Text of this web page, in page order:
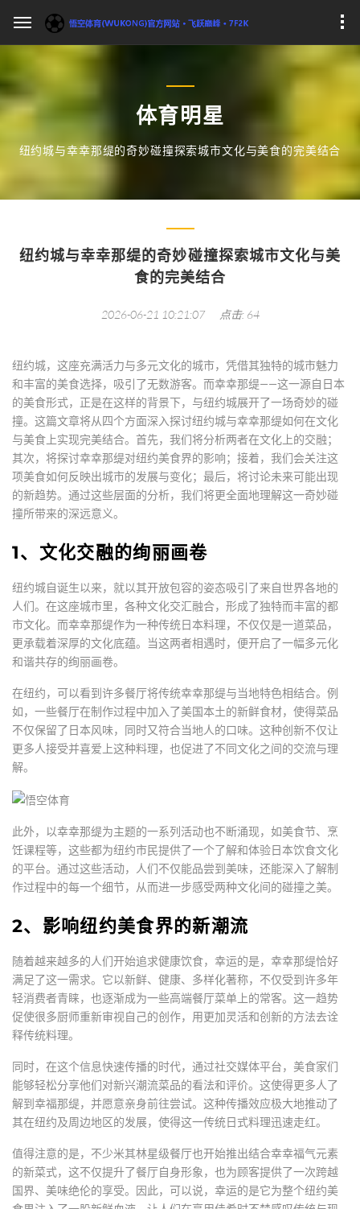
体育明星
纽约城与幸幸那缇的奇妙碰撞探索城市文化与美食的完美结合
纽约城与幸幸那缇的奇妙碰撞探索城市文化与美
食的完美结合
2026-06-21 10:21:07 点击: 64
纽约城，这座充满活力与多元文化的城市，凭借其独特的城市魅力
和丰富的美食选择，吸引了无数游客。而幸幸那缇——这一源自日本
的美食形式，正是在这样的背景下，与纽约城展开了一场奇妙的碰
撞。这篇文章将从四个方面深入探讨纽约城与幸幸那缇如何在文化
与美食上实现完美结合。首先，我们将分析两者在文化上的交融；
其次，将探讨幸幸那缇对纽约美食界的影响；接着，我们会关注这
项美食如何反映出城市的发展与变化；最后，将讨论未来可能出现
的新趋势。通过这些层面的分析，我们将更全面地理解这一奇妙碰
撞所带来的深远意义。
1、文化交融的绚丽画卷
纽约城自诞生以来，就以其开放包容的姿态吸引了来自世界各地的
人们。在这座城市里，各种文化交汇融合，形成了独特而丰富的都
市文化。而幸幸那缇作为一种传统日本料理，不仅仅是一道菜品，
更承载着深厚的文化底蕴。当这两者相遇时，便开启了一幅多元化
和谐共存的绚丽画卷。
在纽约，可以看到许多餐厅将传统幸幸那缇与当地特色相结合。例
如，一些餐厅在制作过程中加入了美国本土的新鲜食材，使得菜品
不仅保留了日本风味，同时又符合当地人的口味。这种创新不仅让
更多人接受并喜爱上这种料理，也促进了不同文化之间的交流与理
解。
此外，以幸幸那缇为主题的一系列活动也不断涌现，如美食节、烹
饪课程等，这些都为纽约市民提供了一个了解和体验日本饮食文化
的平台。通过这些活动，人们不仅能品尝到美味，还能深入了解制
作过程中的每一个细节，从而进一步感受两种文化间的碰撞之美。
2、影响纽约美食界的新潮流
随着越来越多的人们开始追求健康饮食，幸运的是，幸幸那缇恰好
满足了这一需求。它以新鲜、健康、多样化著称，不仅受到许多年
轻消费者青睐，也逐渐成为一些高端餐厅菜单上的常客。这一趋势
促使很多厨师重新审视自己的创作，用更加灵活和创新的方法去诠
释传统料理。
同时，在这个信息快速传播的时代，通过社交媒体平台，美食家们
能够轻松分享他们对新兴潮流菜品的看法和评价。这使得更多人了
解到幸福那缇，并愿意亲身前往尝试。这种传播效应极大地推动了
其在纽约及周边地区的发展，使得这一传统日式料理迅速走红。
值得注意的是，不少米其林星级餐厅也开始推出结合幸幸福气元素
的新菜式，这不仅提升了餐厅自身形象，也为顾客提供了一次跨越
国界、美味绝伦的享受。因此，可以说，幸运的是它为整个纽约美